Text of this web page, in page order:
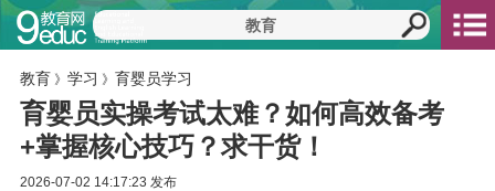
教育 》 学习 》 育婴员学习
育婴员实操考试太难？如何高效备考
+掌握核心技巧？求干货！
2026-07-02 14:17:23 发布